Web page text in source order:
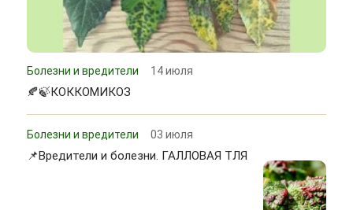
Болезни и вредители 14 июля
🍂🍃КОККОМИКОЗ
Болезни и вредители 03 июля
📌Вредители и болезни. ГАЛЛОВАЯ ТЛЯ